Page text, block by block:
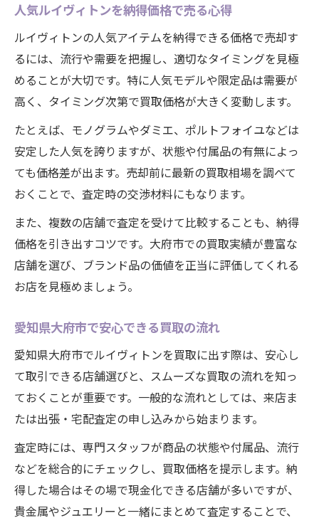
ルイヴィトンが持つブランド価値の魅力
人気モデルのルイヴィトンを高く手放す方
法
愛知県大府市で評判の良い買取サービス活
用法
ルイヴィトンの需要と中古市場の最新動向
手放す前に知りたいルイヴィトンの査定基
準
納得の価格へ導くルイヴィトン買取準備
ルイヴィトン買取前に必要な準備リスト
愛知県大府市で評価される状態管理のコツ
高価買取を目指すルイヴィトンの保管方法
力
ルイヴィトンで査定額が変わるポイント
あなたのバッグが高評価につながる査定術
ルイヴィトンバッグの状態をアピールする
方法
査定額アップに効くルイヴィトンのメンテ
術
愛知県大府市で重視されるバッグの特徴と
は
人気ルイヴィトンを納得価格で売る心得
ルイヴィトンの人気アイテムを納得できる価格で売却す
るには、流行や需要を把握し、適切なタイミングを見極
めることが大切です。特に人気モデルや限定品は需要が
高く、タイミング次第で買取価格が大きく変動します。
たとえば、モノグラムやダミエ、ポルトフォイユなどは
安定した人気を誇りますが、状態や付属品の有無によっ
ても価格差が出ます。売却前に最新の買取相場を調べて
おくことで、査定時の交渉材料にもなります。
また、複数の店舗で査定を受けて比較することも、納得
価格を引き出すコツです。大府市での買取実績が豊富な
店舗を選び、ブランド品の価値を正当に評価してくれる
お店を見極めましょう。
愛知県大府市で安心できる買取の流れ
愛知県大府市でルイヴィトンを買取に出す際は、安心し
て取引できる店舗選びと、スムーズな買取の流れを知っ
ておくことが重要です。一般的な流れとしては、来店ま
たは出張・宅配査定の申し込みから始まります。
査定時には、専門スタッフが商品の状態や付属品、流行
などを総合的にチェックし、買取価格を提示します。納
得した場合はその場で現金化できる店舗が多いですが、
貴金属やジュエリーと一緒にまとめて査定することで、